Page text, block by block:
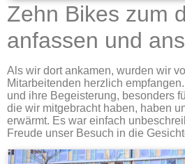
Zehn Bikes zum
anfassen und
Als wir dort ankamen, wurden wir
Mitarbeitenden herzlich
und ihre Begeisterung, besonders
die wir mitgebracht haben, haben
erwärmt. Es war einfach
Freude unser Besuch in die